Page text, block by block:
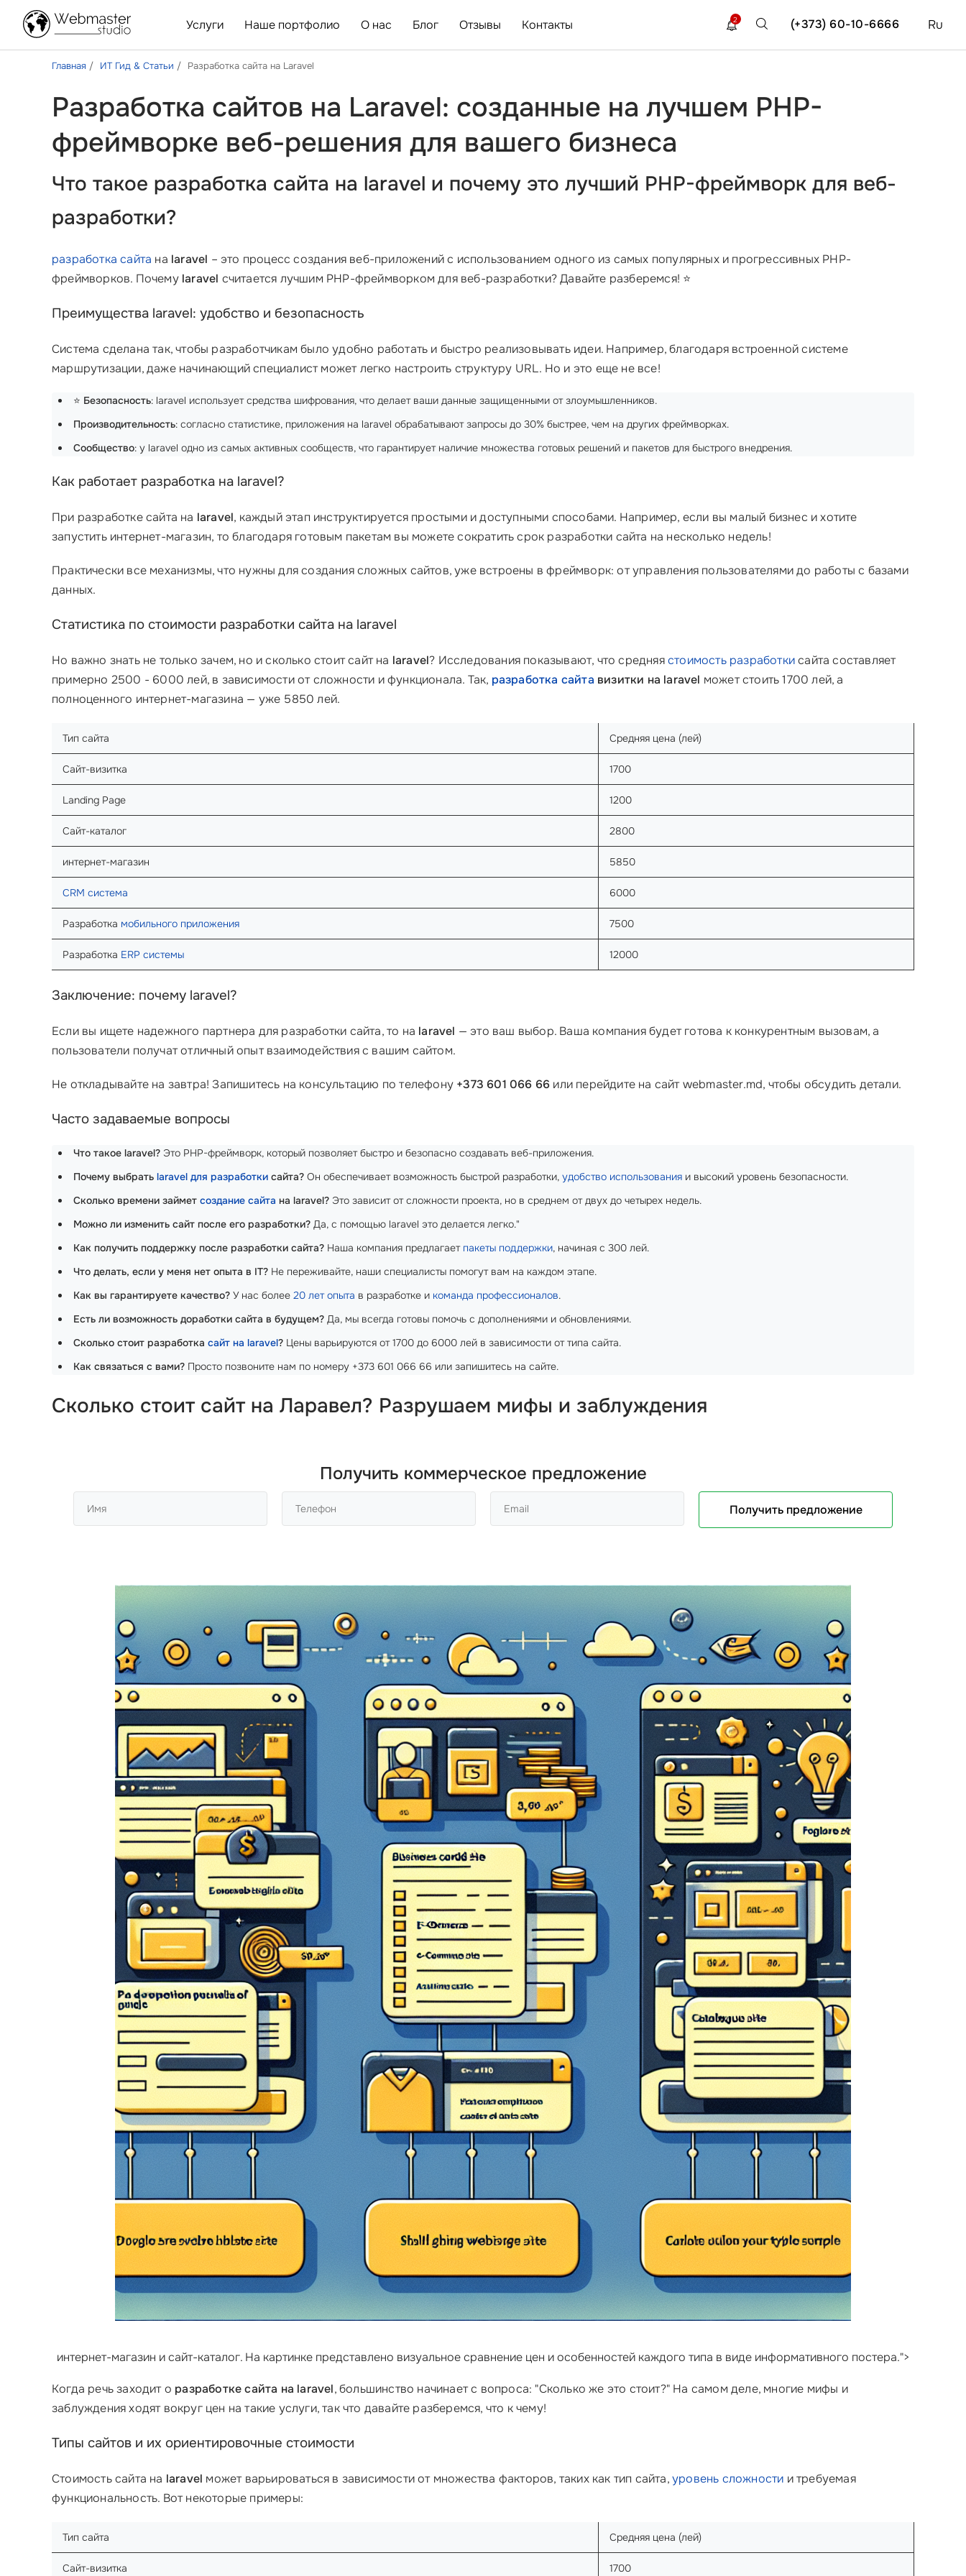
Услуги Наше портфолио О нас Блог Отзывы Контакты Ru
(+373) 60-10-6666
2
Главная ИТ Гид & Статьи Разработка сайта на Laravel
Разработка сайтов на Laravel: созданные на лучшем PHP-
фреймворке веб-решения для вашего бизнеса
Что такое разработка сайта на laravel и почему это лучший PHP-фреймворк для веб-
разработки?
разработка сайта на laravel – это процесс создания веб-приложений с использованием одного из самых популярных и прогрессивных PHP-
фреймворков. Почему laravel считается лучшим PHP-фреймворком для веб-разработки? Давайте разберемся! ⭐
Преимущества laravel: удобство и безопасность
Система сделана так, чтобы разработчикам было удобно работать и быстро реализовывать идеи. Например, благодаря встроенной системе
маршрутизации, даже начинающий специалист может легко настроить структуру URL. Но и это еще не все!
⭐ Безопасность: laravel использует средства шифрования, что делает ваши данные защищенными от злоумышленников.
Производительность: согласно статистике, приложения на laravel обрабатывают запросы до 30% быстрее, чем на других фреймворках.
Сообщество: у laravel одно из самых активных сообществ, что гарантирует наличие множества готовых решений и пакетов для быстрого внедрения.
Как работает разработка на laravel?
При разработке сайта на laravel, каждый этап инструктируется простыми и доступными способами. Например, если вы малый бизнес и хотите
запустить интернет-магазин, то благодаря готовым пакетам вы можете сократить срок разработки сайта на несколько недель!
Практически все механизмы, что нужны для создания сложных сайтов, уже встроены в фреймворк: от управления пользователями до работы с базами
данных.
Статистика по стоимости разработки сайта на laravel
Но важно знать не только зачем, но и сколько стоит сайт на laravel? Исследования показывают, что средняястоимость разработкисайта составляет
примерно 2500 - 6000 лей, в зависимости от сложности и функционала. Так, разработка сайта визитки на laravel может стоить 1700 лей, а
полноценного интернет-магазина — уже 5850 лей.
Тип сайта Средняя цена (лей)
Сайт-визитка 1700
Landing Page 1200
Сайт-каталог 2800
интернет-магазин 5850
CRM система 6000
Разработка мобильного приложения 7500
Разработка ERP системы 12000
Заключение: почему laravel?
Если вы ищете надежного партнера для разработки сайта, то на laravel — это ваш выбор. Ваша компания будет готова к конкурентным вызовам, а
пользователи получат отличный опыт взаимодействия с вашим сайтом.
Не откладывайте на завтра! Запишитесь на консультацию по телефону +373 601 066 66 или перейдите на сайт webmaster.md, чтобы обсудить детали.
Часто задаваемые вопросы
Что такое laravel? Это PHP-фреймворк, который позволяет быстро и безопасно создавать веб-приложения.
Почему выбрать laravel для разработки сайта? Он обеспечивает возможность быстрой разработки, удобство использования и высокий уровень безопасности.
Сколько времени займет создание сайта на laravel? Это зависит от сложности проекта, но в среднем от двух до четырех недель.
Можно ли изменить сайт после его разработки? Да, с помощью laravel это делается легко."
Как получить поддержку после разработки сайта? Наша компания предлагает пакеты поддержки, начиная с 300 лей.
Что делать, если у меня нет опыта в IT? Не переживайте, наши специалисты помогут вам на каждом этапе.
Как вы гарантируете качество? У нас более 20 лет опыта в разработке и команда профессионалов.
Есть ли возможность доработки сайта в будущем? Да, мы всегда готовы помочь с дополнениями и обновлениями.
Сколько стоит разработка сайт на laravel? Цены варьируются от 1700 до 6000 лей в зависимости от типа сайта.
Как связаться с вами? Просто позвоните нам по номеру +373 601 066 66 или запишитесь на сайте.
Сколько стоит сайт на Ларавел? Разрушаем мифы и заблуждения
Получить коммерческое предложение
Получить предложение
интернет-магазин и сайт-каталог. На картинке представлено визуальное сравнение цен и особенностей каждого типа в виде информативного постера.">
Когда речь заходит о разработке сайта на laravel, большинство начинает с вопроса: "Сколько же это стоит?" На самом деле, многие мифы и
заблуждения ходят вокруг цен на такие услуги, так что давайте разберемся, что к чему!
Типы сайтов и их ориентировочные стоимости
Стоимость сайта на laravel может варьироваться в зависимости от множества факторов, таких как тип сайта,уровень сложности и требуемая
функциональность. Вот некоторые примеры:
Тип сайта Средняя цена (лей)
Сайт-визитка 1700